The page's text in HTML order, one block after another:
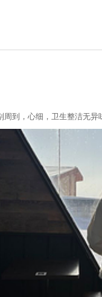
到，心细，卫生整洁无异